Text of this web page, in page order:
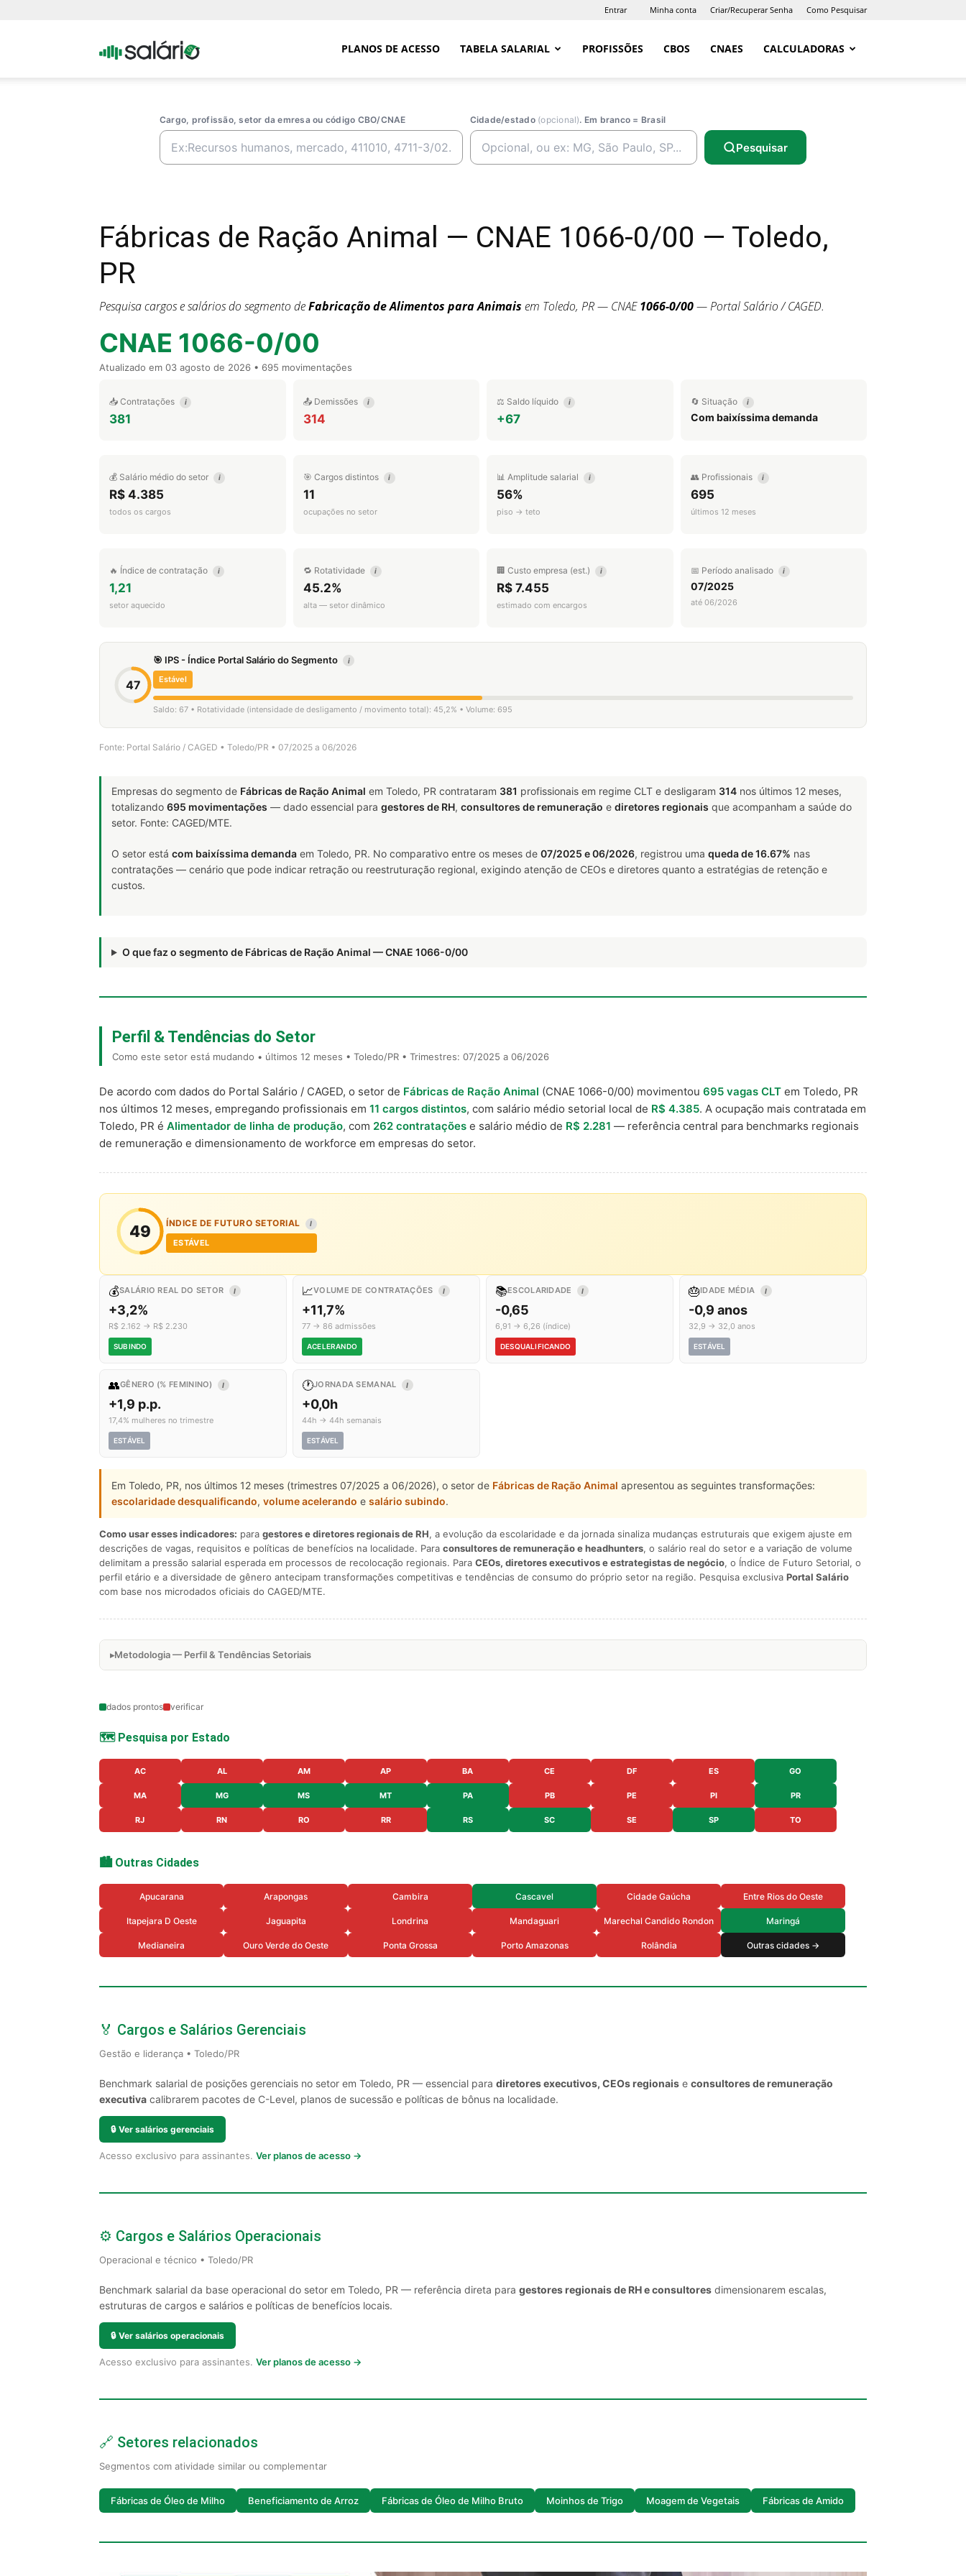
Entrar Minha conta Criar/Recuperar Senha Como Pesquisar
Portal PLANOS DE ACESSO TABELA SALARIAL PROFISSÕES CBOS CNAES CALCULADORAS
Cargo, profissão, setor da emresa ou código CBO/CNAE Cidade/estado (opcional). Em branco = Brasil
Pesquisar
Fábricas de Ração Animal — CNAE 1066-0/00 — Toledo,
PR
Pesquisa cargos e salários do segmento deFabricação de Alimentos para Animais em Toledo, PR — CNAE1066-0/00— Portal Salário / CAGED.
CNAE 1066-0/00
Atualizado em 03 agosto de 2026 • 695 movimentações
📥 Contratações i
381
📤 Demissões i
314
⚖️ Saldo líquido i
+67
🔄 Situação i
Com baixíssima demanda
💰 Salário médio do setor i
R$ 4.385
todos os cargos
🎯 Cargos distintos i
11
ocupações no setor
📊 Amplitude salarial i
56%
piso → teto
👥 Profissionais i
695
últimos 12 meses
🔥 Índice de contratação i
1,21
setor aquecido
🔁 Rotatividade i
45.2%
alta — setor dinâmico
🏢 Custo empresa (est.) i
R$ 7.455
estimado com encargos
📅 Período analisado i
07/2025
até 06/2026
47
🎯 IPS - Índice Portal Salário do Segmento i
Estável
Saldo: 67 • Rotatividade (intensidade de desligamento / movimento total): 45,2% • Volume: 695
Fonte: Portal Salário / CAGED • Toledo/PR • 07/2025 a 06/2026
Empresas do segmento de Fábricas de Ração Animal em Toledo, PR contrataram 381 profissionais em regime CLT e desligaram 314 nos últimos 12 meses,
totalizando 695 movimentações — dado essencial para gestores de RH, consultores de remuneração e diretores regionais que acompanham a saúde do
setor. Fonte: CAGED/MTE.
O setor está com baixíssima demanda em Toledo, PR. No comparativo entre os meses de 07/2025 e 06/2026, registrou uma queda de 16.67% nas
contratações — cenário que pode indicar retração ou reestruturação regional, exigindo atenção de CEOs e diretores quanto a estratégias de retenção e
custos.
O que faz o segmento de Fábricas de Ração Animal — CNAE 1066-0/00
Perfil & Tendências do Setor
Como este setor está mudando • últimos 12 meses • Toledo/PR • Trimestres: 07/2025 a 06/2026
De acordo com dados do Portal Salário / CAGED, o setor de Fábricas de Ração Animal (CNAE 1066-0/00) movimentou 695 vagas CLT em Toledo, PR
nos últimos 12 meses, empregando profissionais em 11 cargos distintos, com salário médio setorial local de R$ 4.385. A ocupação mais contratada em
Toledo, PR é Alimentador de linha de produção, com 262 contratações e salário médio de R$ 2.281 — referência central para benchmarks regionais
de remuneração e dimensionamento de workforce em empresas do setor.
49 ÍNDICE DE FUTURO SETORIAL I
ESTÁVEL
💰SALÁRIO REAL DO SETOR I
+3,2%
R$ 2.162 → R$ 2.230
SUBINDO
📈VOLUME DE CONTRATAÇÕES I
+11,7%
77 → 86 admissões
ACELERANDO
📚ESCOLARIDADE I
-0,65
6,91 → 6,26 (índice)
DESQUALIFICANDO
🎂IDADE MÉDIA I
-0,9 anos
32,9 → 32,0 anos
ESTÁVEL
👥GÊNERO (% FEMININO) I
+1,9 p.p.
17,4% mulheres no trimestre
ESTÁVEL
🕐JORNADA SEMANAL I
+0,0h
44h → 44h semanais
ESTÁVEL
Em Toledo, PR, nos últimos 12 meses (trimestres 07/2025 a 06/2026), o setor de Fábricas de Ração Animal apresentou as seguintes transformações:
escolaridade desqualificando, volume acelerando e salário subindo.
Como usar esses indicadores: para gestores e diretores regionais de RH, a evolução da escolaridade e da jornada sinaliza mudanças estruturais que exigem ajuste em
descrições de vagas, requisitos e políticas de benefícios na localidade. Para consultores de remuneração e headhunters, o salário real do setor e a variação de volume
delimitam a pressão salarial esperada em processos de recolocação regionais. Para CEOs, diretores executivos e estrategistas de negócio, o Índice de Futuro Setorial, o
perfil etário e a diversidade de gênero antecipam transformações competitivas e tendências de consumo do próprio setor na região. Pesquisa exclusiva Portal Salário
com base nos microdados oficiais do CAGED/MTE.
Metodologia — Perfil & Tendências Setoriais
dados prontos verificar
🗺️ Pesquisa por Estado
AC AL AM AP BA CE DF ES GO
MA MG MS MT PA PB PE PI PR
RJ RN RO RR RS SC SE SP TO
🏙️ Outras Cidades
Apucarana Arapongas Cambira Cascavel Cidade Gaúcha Entre Rios do Oeste
Itapejara D Oeste Jaguapita Londrina Mandaguari Marechal Candido Rondon Maringá
Medianeira Ouro Verde do Oeste Ponta Grossa Porto Amazonas Rolândia Outras cidades →
🏅 Cargos e Salários Gerenciais
Gestão e liderança • Toledo/PR
Benchmark salarial de posições gerenciais no setor em Toledo, PR — essencial para diretores executivos, CEOs regionais e consultores de remuneração
executiva calibrarem pacotes de C-Level, planos de sucessão e políticas de bônus na localidade.
🔒 Ver salários gerenciais
Acesso exclusivo para assinantes. Ver planos de acesso →
⚙️ Cargos e Salários Operacionais
Operacional e técnico • Toledo/PR
Benchmark salarial da base operacional do setor em Toledo, PR — referência direta para gestores regionais de RH e consultores dimensionarem escalas,
estruturas de cargos e salários e políticas de benefícios locais.
🔒 Ver salários operacionais
Acesso exclusivo para assinantes. Ver planos de acesso →
🔗 Setores relacionados
Segmentos com atividade similar ou complementar
Fábricas de Óleo de Milho Beneficiamento de Arroz Fábricas de Óleo de Milho Bruto Moinhos de Trigo Moagem de Vegetais Fábricas de Amido